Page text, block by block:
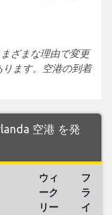
ざまな理由で変更
ます。空港の到着
空港 を発
ウィ
ーク
リー
フ
ラ
イ